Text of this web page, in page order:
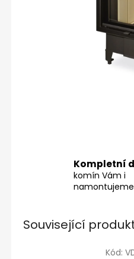
Kompletní
komín Vám i
namontujeme
Související
Kód: